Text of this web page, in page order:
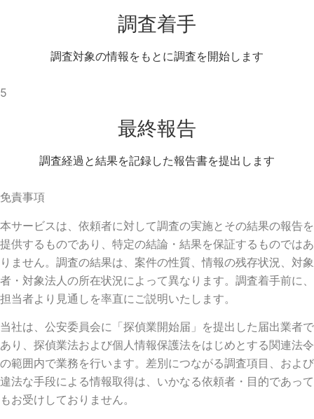
調査着手
調査対象の情報をもとに調査を開始します
5
最終報告
調査経過と結果を記録した報告書を提出します
免責事項
本サービスは、依頼者に対して調査の実施とその結果の報告を
提供するものであり、特定の結論・結果を保証するものではあ
りません。調査の結果は、案件の性質、情報の残存状況、対象
者・対象法人の所在状況によって異なります。調査着手前に、
担当者より見通しを率直にご説明いたします。
当社は、公安委員会に「探偵業開始届」を提出した届出業者で
あり、探偵業法および個人情報保護法をはじめとする関連法令
の範囲内で業務を行います。差別につながる調査項目、および
違法な手段による情報取得は、いかなる依頼者・目的であって
もお受けしておりません。